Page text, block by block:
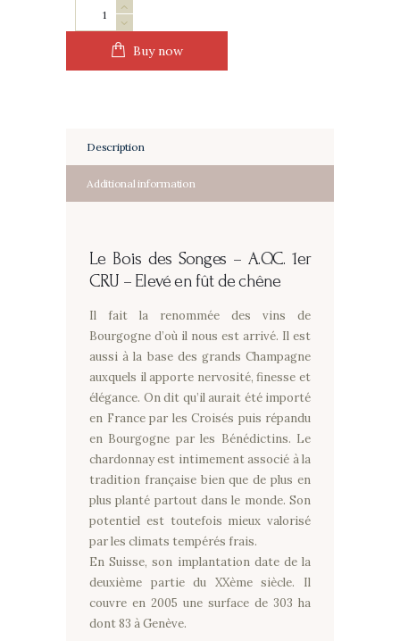
Bois
Songes
fût
Buy now
Description
Additional information
Le Bois des Songes –A.O.C. 1er
CRU – Elevé en fût de chêne
Il fait la renommée des vins de
Bourgogne d’où il nous est arrivé. Il est
aussi à la base des grands Champagne
auxquels il apporte nervosité, finesse et
élégance. On dit qu’il aurait été importé
en France par les Croisés puis répandu
en Bourgogne par les Bénédictins. Le
chardonnay est intimement associé à la
tradition française bien que de plus en
plus planté partout dans le monde. Son
potentiel est toutefois mieux valorisé
par les climats tempérés frais.
En Suisse, son implantation date de la
deuxième partie du XXème siècle. Il
couvre en 2005 une surface de 303 ha
dont 83 à Genève.